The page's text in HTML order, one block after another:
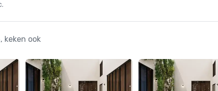
keken ook